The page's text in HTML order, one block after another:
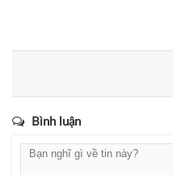
Bình luận